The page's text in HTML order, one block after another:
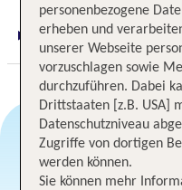
Digitaler und
personenbezogene
erheben und
unserer Webseite
vorzuschlagen sowie
durchzuführen. Dabei
Drittstaaten [z.B. USA]
Datenschutzniveau
Zugriffe von dortigen
werden können.
Sie können mehr